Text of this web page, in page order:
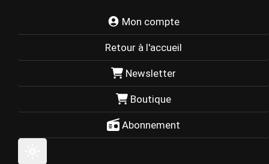
Mon compte
Retour à l'accueil
Newsletter
Boutique
Abonnement